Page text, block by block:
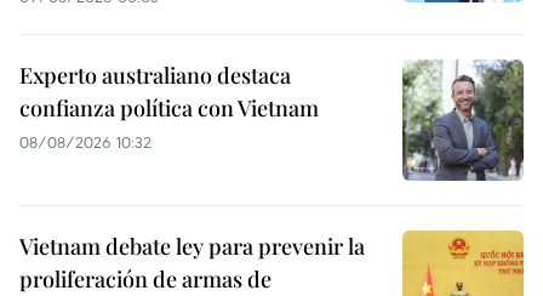
Experto australiano destaca
confianza política con Vietnam
08/08/2026 10:32
Vietnam debate ley para prevenir la
proliferación de armas de